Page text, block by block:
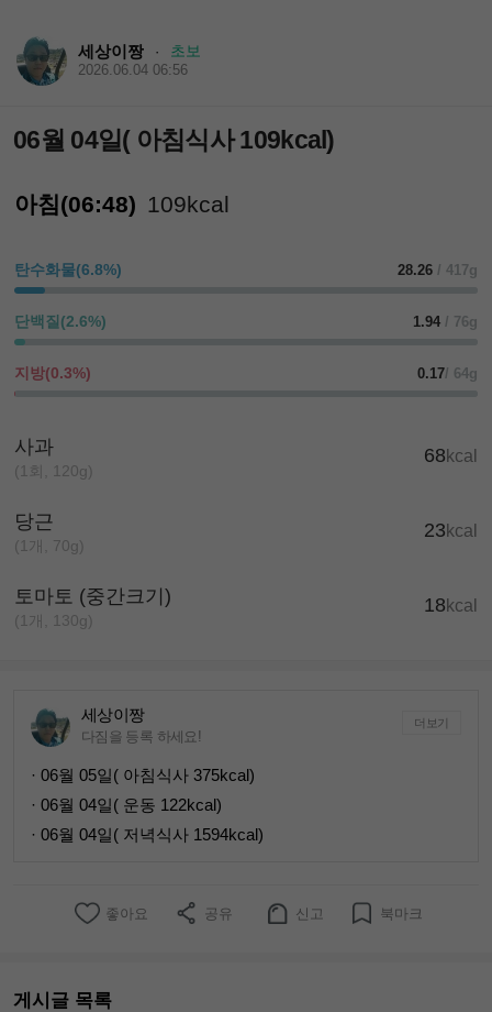
세상이짱 · 초보
2026.06.04 06:56
06월 04일( 아침식사 109kcal)
아침(06:48) 109kcal
탄수화물(6.8%) 28.26 / 417g
단백질(2.6%) 1.94 / 76g
지방(0.3%) 0.17/ 64g
사과
(1회, 120g)
68 kcal
당근
(1개, 70g)
23 kcal
토마토 (중간크기)
(1개, 130g)
18 kcal
세상이짱
다짐을 등록 하세요!
더보기
· 06월 05일( 아침식사 375kcal)
· 06월 04일( 운동 122kcal)
· 06월 04일( 저녁식사 1594kcal)
좋아요 공유 신고 북마크
게시글 목록